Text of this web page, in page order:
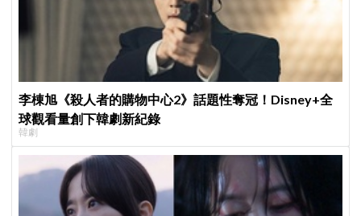
李棟旭《殺人者的購物中心2》話題性奪冠！Disney+全
球觀看量創下韓劇新紀錄
韓劇